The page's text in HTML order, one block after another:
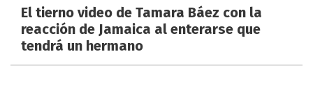
El tierno video de Tamara Báez con la
reacción de Jamaica al enterarse que
tendrá un hermano